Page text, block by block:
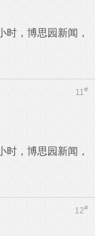
时，博思园新闻，
11#
时，博思园新闻，
12#